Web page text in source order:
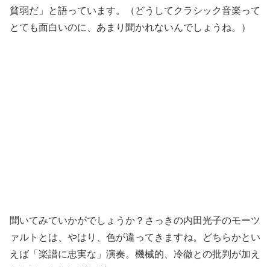
貧弱だ」と語っています。（どうしてクラシック音楽って
とても面白いのに、あまり聞かれないんでしょうね。）
聞いてみていかがでしょうか？さっきの内田光子のモーツ
ァルトとは、やはり、色が違ってきますね。どちらかとい
えば「楽譜に忠実な」演奏。機械的、冷徹との批判が加え